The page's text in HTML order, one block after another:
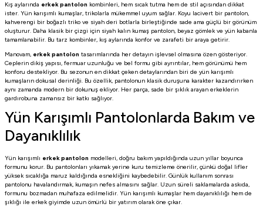
Kış aylarında erkek pantolon kombinleri, hem sıcak tutma hem de stil açısından dikkat
ister. Yün karışımlı kumaşlar, trikolarla mükemmel uyum sağlar. Koyu lacivert bir pantolon,
kahverengi bir boğazlı triko ve siyah deri botlarla birleştiğinde sade ama güçlü bir görünüm
oluşturur. Daha klasik bir çizgi için siyah kalın kumaş pantolon, beyaz gömlek ve yün kabanla
tamamlanabilir. Bu tarz kombinler, kış aylarında konfor ve zarafeti bir araya getirir.
Manovam, erkek pantolon tasarımlarında her detayın işlevsel olmasına özen gösteriyor.
Ceplerin dikiş yapısı, fermuar uzunluğu ve bel formu gibi ayrıntılar, hem görünümü hem
konforu destekliyor. Bu sezonun en dikkat çeken detaylarından biri de yün karışımlı
kumaşların dokusal derinliği. Bu özellik, pantolonun klasik duruşuna karakter kazandırırken
aynı zamanda modern bir dokunuş ekliyor. Her parça, sade bir şıklık arayan erkeklerin
gardırobuna zamansız bir katkı sağlıyor.
Yün Karışımlı Pantolonlarda Bakım ve
Dayanıklılık
Yün karışımlı erkek pantolon modelleri, doğru bakım yapıldığında uzun yıllar boyunca
formunu korur. Bu pantolonları yıkamak yerine kuru temizleme önerilir, çünkü doğal lifler
yüksek sıcaklığa maruz kaldığında esnekliğini kaybedebilir. Günlük kullanım sonrası
pantolonu havalandırmak, kumaşın nefes almasını sağlar. Uzun süreli saklamalarda askıda,
formunu bozmadan muhafaza edilmelidir. Yün karışımlı kumaşlar hem dayanıklılığı hem de
şıklığı ile erkek giyimde uzun ömürlü bir yatırım olarak öne çıkar.